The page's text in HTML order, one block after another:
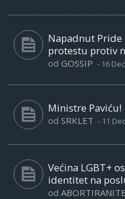
Napadnut Pride
protestu protiv
od GOSSIP - 16
Ministre Paviću!
od SRKLET - 11
Većina LGBT+
identitet na
od